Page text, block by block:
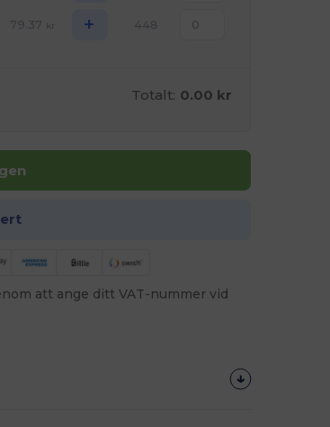
79.37 kr + 448
Totalt: 0.00 kr
att ange ditt VAT-nummer vid